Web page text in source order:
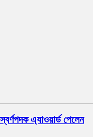
এ্যাওয়ার্ড পেলেন